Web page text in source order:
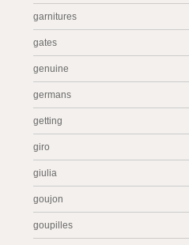
garnitures
gates
genuine
germans
getting
giro
giulia
goujon
goupilles